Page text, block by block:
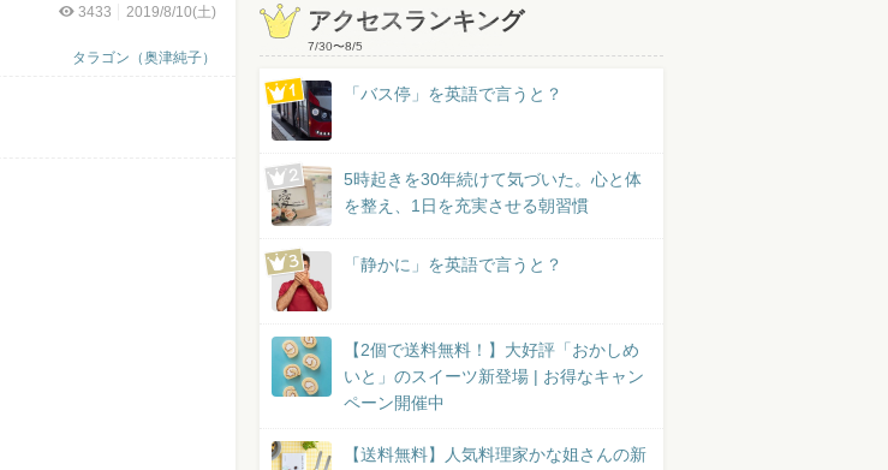
3433 2019/8/10(土)
タラゴン（奥津純子）
アクセスランキング
7/30〜8/5
「バス停」を英語で言うと？
5時起きを30年続けて気づいた。心と体
を整え、1日を充実させる朝習慣
「静かに」を英語で言うと？
【2個で送料無料！】大好評「おかしめ
いと」のスイーツ新登場 | お得なキャン
ペーン開催中
【送料無料】人気料理家かな姐さんの新